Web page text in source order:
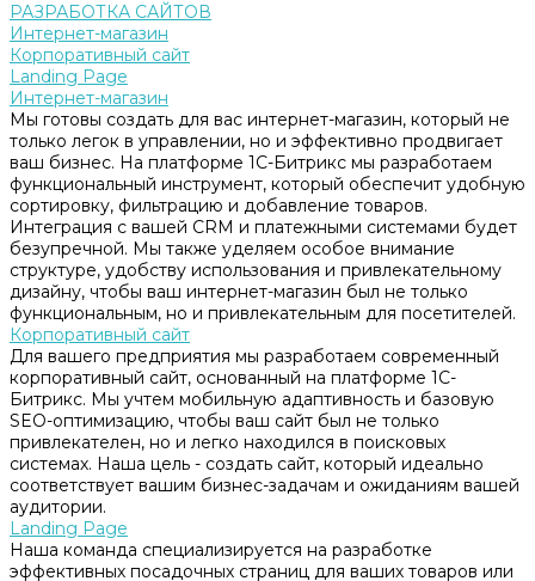
РАЗРАБОТКА САЙТОВ
Интернет-магазин
Корпоративный сайт
Landing Page
Интернет-магазин
Мы готовы создать для вас интернет-магазин, который не
только легок в управлении, но и эффективно продвигает
ваш бизнес. На платформе 1С-Битрикс мы разработаем
функциональный инструмент, который обеспечит удобную
сортировку, фильтрацию и добавление товаров.
Интеграция с вашей CRM и платежными системами будет
безупречной. Мы также уделяем особое внимание
структуре, удобству использования и привлекательному
дизайну, чтобы ваш интернет-магазин был не только
функциональным, но и привлекательным для посетителей.
Корпоративный сайт
Для вашего предприятия мы разработаем современный
корпоративный сайт, основанный на платформе 1С-
Битрикс. Мы учтем мобильную адаптивность и базовую
SEO-оптимизацию, чтобы ваш сайт был не только
привлекателен, но и легко находился в поисковых
системах. Наша цель - создать сайт, который идеально
соответствует вашим бизнес-задачам и ожиданиям вашей
аудитории.
Landing Page
Наша команда специализируется на разработке
эффективных посадочных страниц для ваших товаров или